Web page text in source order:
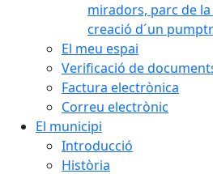
miradors, parc de
creació d´un
El meu espai
Verificació de
Factura electrònica
Correu electrònic
El municipi
Introducció
Història